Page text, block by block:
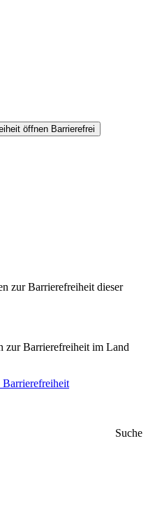
öffnen Barrierefrei
zur Barrierefreiheit dieser
zur Barrierefreiheit im Land
Barrierefreiheit
Suche